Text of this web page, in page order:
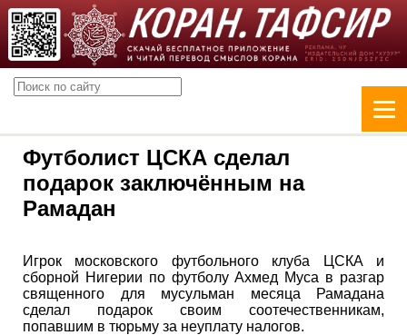
Футболист ЦСКА сделал
подарок заключённым на
Рамадан
Игрок московского футбольного клуба ЦСКА и
сборной Нигерии по футболу Ахмед Муса в разгар
священного для мусульман месяца Рамадана
сделал подарок своим соотечественникам,
попавшим в тюрьму за неуплату налогов.